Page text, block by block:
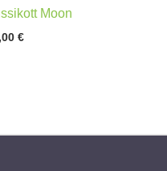
Moon
€Praegune